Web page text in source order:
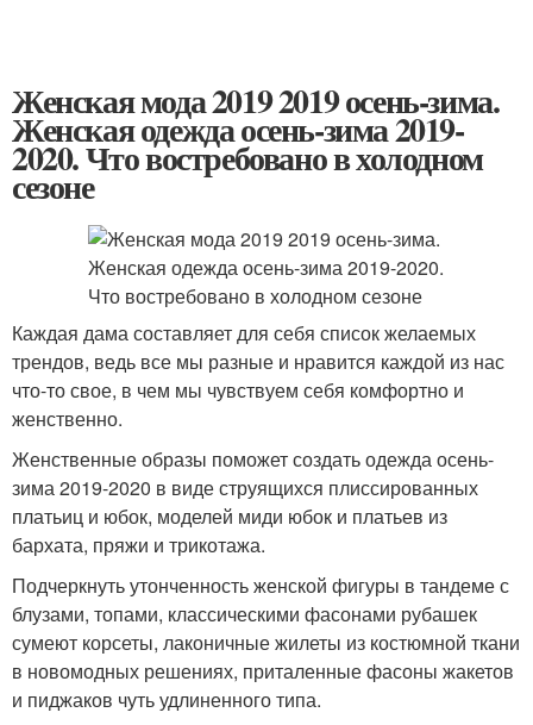
Женская мода 2019 2019 осень-зима.
Женская одежда осень-зима 2019-
2020. Что востребовано в холодном
сезоне
Каждая дама составляет для себя список желаемых
трендов, ведь все мы разные и нравится каждой из нас
что-то свое, в чем мы чувствуем себя комфортно и
женственно.
Женственные образы поможет создать одежда осень-
зима 2019-2020 в виде струящихся плиссированных
платьиц и юбок, моделей миди юбок и платьев из
бархата, пряжи и трикотажа.
Подчеркнуть утонченность женской фигуры в тандеме с
блузами, топами, классическими фасонами рубашек
сумеют корсеты, лаконичные жилеты из костюмной ткани
в новомодных решениях, приталенные фасоны жакетов
и пиджаков чуть удлиненного типа.